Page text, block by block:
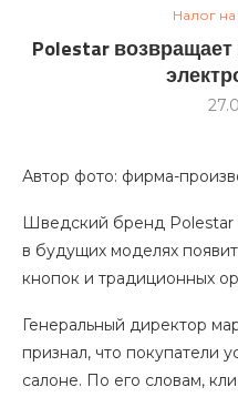
Налог
Polestar
Автор фото: фирма-
Шведский бренд Polestar
в будущих моделях
кнопок и традиционных
Генеральный директор
признал, что покупатели
салоне. По его словам,